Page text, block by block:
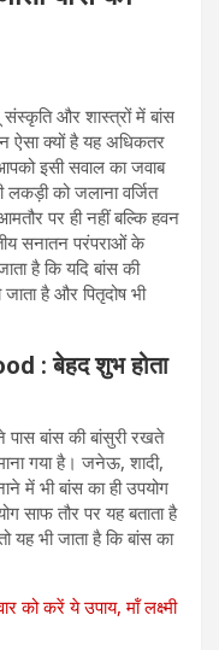
और शास्त्रों में बांस
ऐसा क्यों है यह अधिकतर
इसी सवाल का जवाब
को जलाना वर्जित
पर ही नहीं बल्कि हवन
सनातन परंपराओं के
है कि यदि बांस की
है और पितृदोष भी
:बेहद शुभ होता
पास बांस की बांसुरी रखते
गया है। जनेऊ, शादी,
में भी बांस का ही उपयोग
साफ तौर पर यह बताता है
यह भी जाता है कि बांस का
को करें ये उपाय, मॉं लक्ष्मी